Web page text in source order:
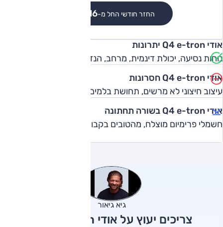
החזר חודשי החל מ-₪3,116
אודי Q4 e-tron יתרונות
נוחות נסיעה, יכולת דינמית, מרחב, הנדסת אנוש
אודי Q4 e-tron חסרונות
עיצוב חיצוני לא מרשים, תחושת בלמים
אודי Q4 e-tron בשורה תחתונה
חשמלי פרימיום מוצלח, מהטובים בקבוצתו
גיא גיאור
צריכים יעוץ על אודי Q4 e-tron?